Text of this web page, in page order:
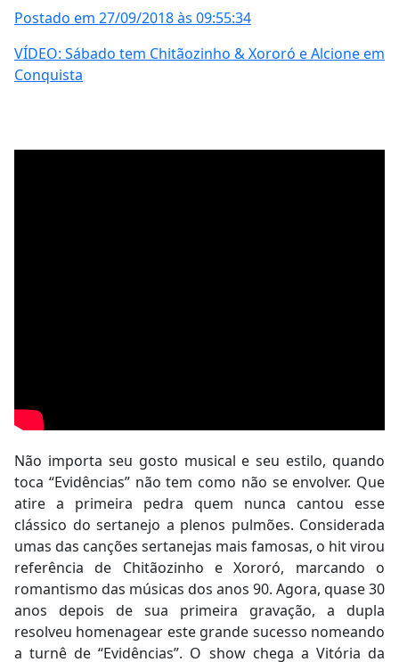
Postado em 27/09/2018 às 09:55:34
VÍDEO: Sábado tem Chitãozinho & Xororó e Alcione em
Conquista
Não importa seu gosto musical e seu estilo, quando
toca “Evidências” não tem como não se envolver. Que
atire a primeira pedra quem nunca cantou esse
clássico do sertanejo a plenos pulmões. Considerada
umas das canções sertanejas mais famosas, o hit virou
referência de Chitãozinho e Xororó, marcando o
romantismo das músicas dos anos 90. Agora, quase 30
anos depois de sua primeira gravação, a dupla
resolveu homenagear este grande sucesso nomeando
a turnê de “Evidências”. O show chega a Vitória da